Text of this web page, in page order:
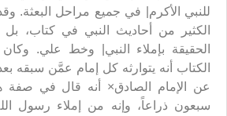
للنبي الأكرم| في جميع مراحل البعثة.
الكثير من أحاديث النبي في كتاب،
الحقيقة بإملاء النبي| وخط علي.
الكتاب أنه يتوارثه كل إمام عمَّن سبقه
عن الإمام الصادق× أنه قال في صفة
سبعون ذراعاً، وإنه من إملاء رسول